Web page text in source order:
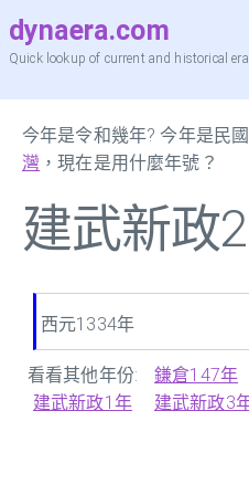
dynaera.com
Quick lookup of current and historical
今年是令和幾年? 今年是民
灣 ，現在是用什麼年號？
建武新政
西元1334年
看看其他年份: 鎌倉147年
建武新政1年
建武新政3